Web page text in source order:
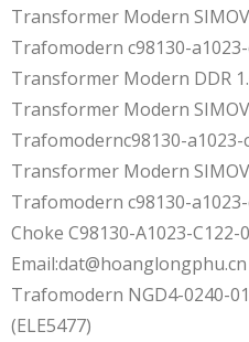
Transformer Modern
Trafomodern c98130-
Transformer Modern DDR
Transformer Modern
Trafomodernc98130-a1023-
Transformer Modern
Trafomodern c98130-
Choke C98130-A1023-
Email:dat@hoanglongphu.cn
Trafomodern NGD4-0240-
(ELE5477)